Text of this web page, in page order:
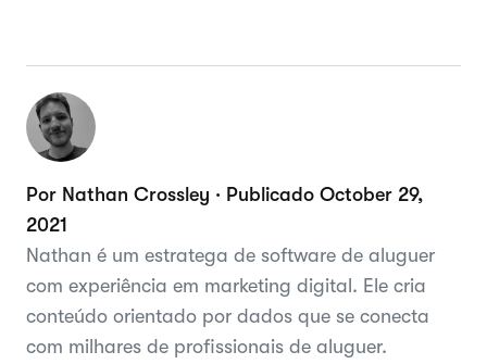
Por Nathan Crossley · Publicado October 29,
2021
Nathan é um estratega de software de aluguer
com experiência em marketing digital. Ele cria
conteúdo orientado por dados que se conecta
com milhares de profissionais de aluguer.